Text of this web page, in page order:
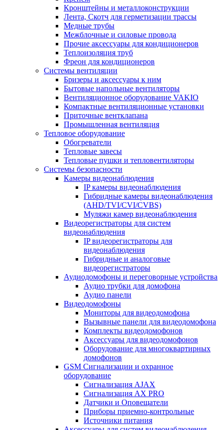
Кронштейны и металлоконструкции
Лента, Скотч для герметизации трассы
Медные трубы
Межблочные и силовые провода
Прочие аксессуары для кондиционеров
Теплоизоляция труб
Фреон для кондиционеров
Системы вентиляции
Бризеры и аксессуары к ним
Бытовые напольные вентиляторы
Вентиляционное оборудование VAKIO
Компактные вентиляционные установки
Приточные вентклапана
Промышленная вентиляция
Тепловое оборудование
Обогреватели
Тепловые завесы
Тепловые пушки и тепловентиляторы
Системы безопасности
Камеры видеонаблюдения
IP камеры видеонаблюдения
Гибридные камеры видеонаблюдения
(AHD/TVI/CVI/CVBS)
Муляжи камер видеонаблюдения
Видеорегистраторы для систем
видеонаблюдения
IP видеорегистраторы для
видеонаблюдения
Гибридные и аналоговые
видеорегистраторы
Аудиодомофоны и переговорные устройства
Аудио трубки для домофона
Аудио панели
Видеодомофоны
Мониторы для видеодомофона
Вызывные панели для видеодомофона
Комплекты видеодомофонов
Аксессуары для видеодомофонов
Оборудование для многоквартирных
домофонов
GSM Сигнализации и охранное
оборудование
Сигнализация AJAX
Сигнализация AX PRO
Датчики и Оповещатели
Приборы приемно-контрольные
Источники питания